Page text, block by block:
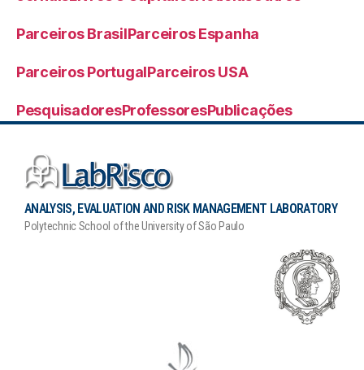
Parceiros BrasilParceiros Espanha
Parceiros PortugalParceiros USA
PesquisadoresProfessoresPublicações
ANALYSIS, EVALUATION AND RISK MANAGEMENT LABORATORY
Polytechnic School of the University of São Paulo